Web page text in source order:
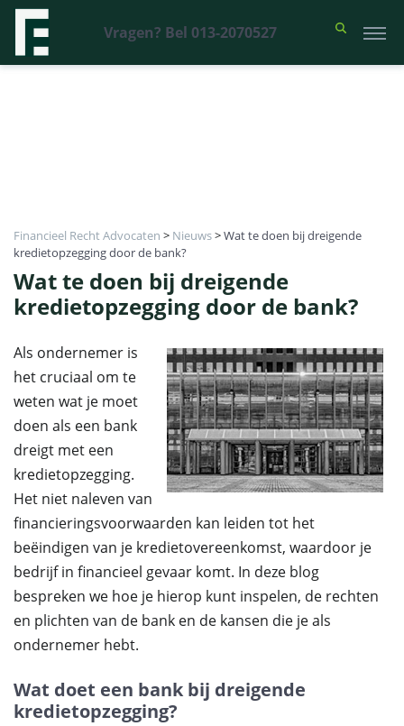
Vragen? Bel 013-2070527
Financieel Recht Advocaten > Nieuws>Wat te doen bij dreigende
kredietopzegging door de bank?
Wat te doen bij dreigende
kredietopzegging door de bank?
Als ondernemer is
het cruciaal om te
weten wat je moet
doen als een bank
dreigt met een
kredietopzegging.
Het niet naleven van
financieringsvoorwaarden kan leiden tot het
beëindigen van je kredietovereenkomst, waardoor je
bedrijf in financieel gevaar komt. In deze blog
bespreken we hoe je hierop kunt inspelen, de rechten
en plichten van de bank en de kansen die je als
ondernemer hebt.
Wat doet een bank bij dreigende
kredietopzegging?